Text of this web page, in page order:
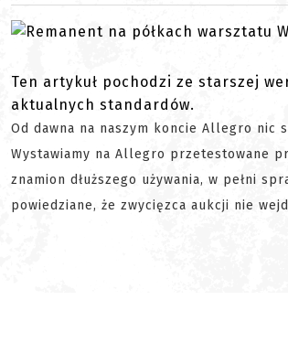
Ten artykuł pochodzi ze starszej
aktualnych standardów.
Od dawna na naszym koncie Allegro nic
Wystawiamy na Allegro przetestowane
znamion dłuższego używania, w pełni
powiedziane, że zwycięzca aukcji nie